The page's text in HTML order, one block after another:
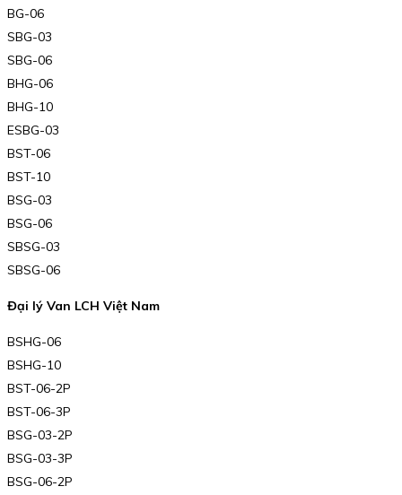
BG-06
SBG-03
SBG-06
BHG-06
BHG-10
ESBG-03
BST-06
BST-10
BSG-03
BSG-06
SBSG-03
SBSG-06
Đại lý Van LCH Việt Nam
BSHG-06
BSHG-10
BST-06-2P
BST-06-3P
BSG-03-2P
BSG-03-3P
BSG-06-2P